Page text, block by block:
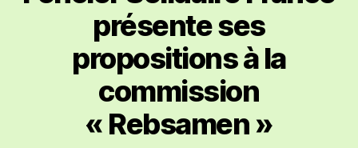
présente ses
propositions à la
commission
« Rebsamen »